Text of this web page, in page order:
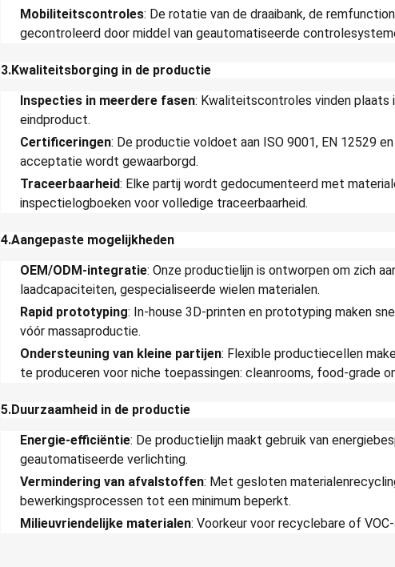
Mobiliteitscontroles: De rotatie van de draaibank, de
gecontroleerd door middel van geautomatiseerde
3.Kwaliteitsborging in de productie
Inspecties in meerdere fasen: Kwaliteitscontroles vinden plaats
eindproduct.
Certificeringen: De productie voldoet aan ISO 9001, EN 12529
acceptatie wordt gewaarborgd.
Traceerbaarheid: Elke partij wordt gedocumenteerd met
inspectielogboeken voor volledige traceerbaarheid.
4.Aangepaste mogelijkheden
OEM/ODM-integratie: Onze productielijn is ontworpen om zich
laadcapaciteiten, gespecialiseerde wielen materialen.
Rapid prototyping: In-house 3D-printen en prototyping maken
vóór massaproductie.
Ondersteuning van kleine partijen: Flexible productiecellen
te produceren voor niche toepassingen: cleanrooms, food-grade
5.Duurzaamheid in de productie
Energie-efficiëntie: De productielijn maakt gebruik van
geautomatiseerde verlichting.
Vermindering van afvalstoffen: Met gesloten
bewerkingsprocessen tot een minimum beperkt.
Milieuvriendelijke materialen: Voorkeur voor recyclebare of